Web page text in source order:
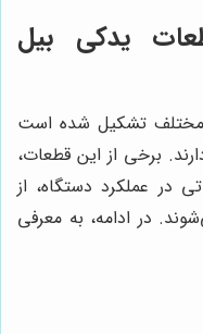
یدکی بیل
مختلف تشکیل شده است
برخی از این قطعات،
در عملکرد دستگاه، از
در ادامه، به معرفی